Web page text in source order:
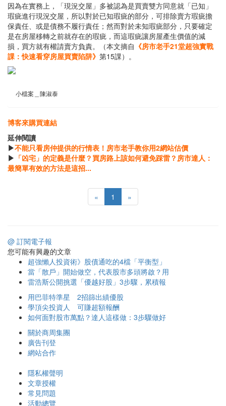
因為在實務上，「現況交屋」多被認為是買賣雙方同意就「已知」
瑕疵進行現況交屋，所以對於已知瑕疵的部分，可排除賣方瑕疵擔
保責任、或是債務不履行責任；然而對於未知瑕疵部分，只要確定
是在房屋移轉之前就存在的瑕疵，而這瑕疵讓房屋產生價值的減
損，買方就有權請賣方負責。（本文摘自 《房市老手21堂超強實戰
課：快速看穿房屋買賣陷阱》 第15課）。
小檔案＿陳淑泰
博客來購買連結
延伸閱讀
▶不能只看房仲提供的行情表！房市老手教你用2網站估價
▶ 「凶宅」的定義是什麼？買房路上該如何避免踩雷？房市達人：
最簡單有效的方法是這招...
« 1 »
@ 訂閱電子報
您可能有興趣的文章
超強懶人投資術》股債通吃的4檔「平衡型」
當「散戶」開始做空，代表股市多頭將啟？用
雷浩斯公開挑選「優越好股」3步驟，累積報
用巴菲特準星 2招篩出績優股
學頂尖投資人 可賺超額報酬
如何面對股市萬點？達人這樣做：3步驟做好
關於商周集團
廣告刊登
網站合作
隱私權聲明
文章授權
常見問題
活動總覽